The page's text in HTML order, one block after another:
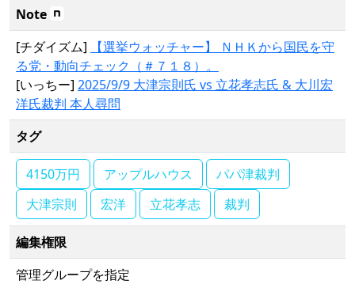
Note
[チダイズム]
【選挙ウォッチャー】 ＮＨＫから国民を守
る党・動向チェック（＃７１８）。
[いっちー] 2025/9/9 大津宗則氏 vs 立花孝志氏 & 大川宏
洋氏裁判 本人尋問
タグ
4150万円 アップルハウス
パパ津裁判
大津宗則
宏洋 立花孝志 裁判
編集権限
管理グループを指定